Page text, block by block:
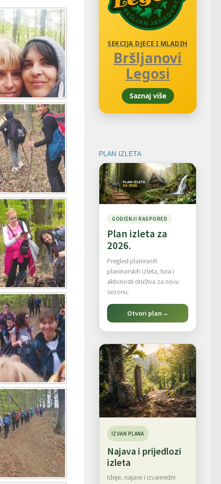
SEKCIJA DJECE I MLADIH
Bršljanovi
Legosi
Saznaj više
PLAN IZLETA
GODIŠNJI RASPORED
Plan izleta za
2026.
Pregled planiranih
planinarskih izleta, tura i
aktivnosti društva za novu
sezonu.
Otvori plan→
IZVAN PLANA
Najava i prijedlozi
izleta
Ideje, najave i izvanredni